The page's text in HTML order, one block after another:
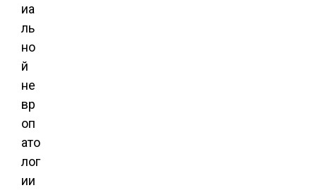
иа
ль
но
й
не
вр
оп
ато
лог
ии